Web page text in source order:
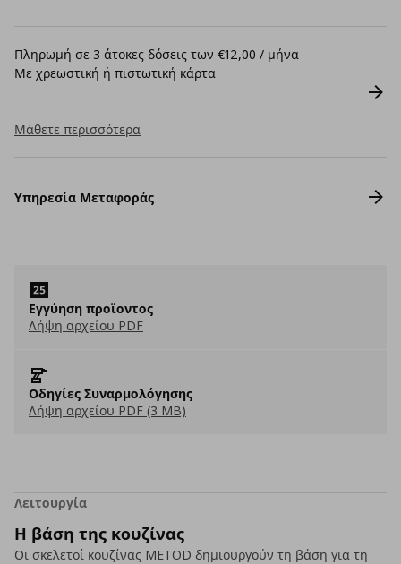
Πληρωμή σε 3 άτοκες δόσεις των €12,00 / μήνα
Με χρεωστική ή πιστωτική κάρτα
Μάθετε περισσότερα
Υπηρεσία Μεταφοράς
Εγγύηση προϊοντος
Λήψη αρχείου PDF
Οδηγίες Συναρμολόγησης
Λήψη αρχείου PDF (3 MB)
Λειτουργία
Η βάση της κουζίνας
Οι σκελετοί κουζίνας METOD δημιουργούν τη βάση για τη